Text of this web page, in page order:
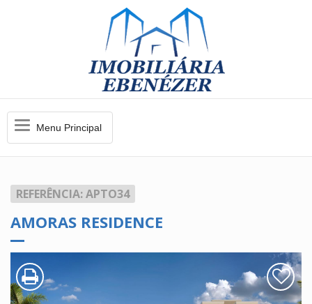
MenuMenu Principal
REFERÊNCIA: APTO34
AMORAS RESIDENCE